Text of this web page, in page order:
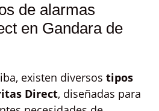
de alarmas
en Gandara de
existen diversos tipos
Direct, diseñadas para